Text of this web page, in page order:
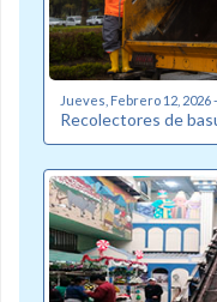
Jueves, Febrero 12, 2026
Recolectores de